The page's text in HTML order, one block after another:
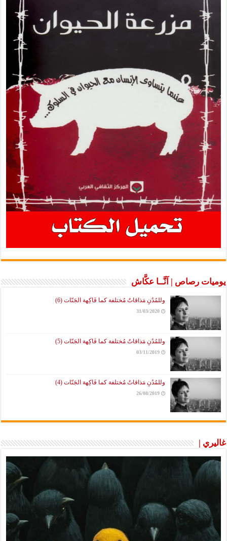
يوميات رصاص | آنَّــا عكَّاش
وللمُدُنِ مَذاقاتٌ مُختلفة كما فَاكِهة الجَنّات (6)
31/03/2020
وللمُدُنِ مَذاقاتٌ مُختلفة كما فَاكِهة الجَنّات (5)
03/11/2019
وللمُدُنِ مَذاقاتٌ مُختلفة كما فَاكِهة الجَنّات (4)
26/08/2019
غاليري |